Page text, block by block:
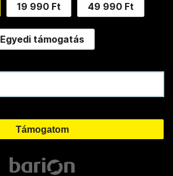
19 990 Ft 49 990 Ft
Egyedi támogatás